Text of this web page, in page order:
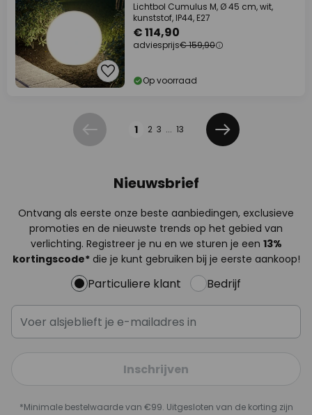
Lichtbol Cumulus M, Ø 45 cm, wit,
kunststof, IP44, E27
€ 114,90
adviesprijs€ 159,90
Op voorraad
Vorige 1 2 3 ... 13
Volgende
Nieuwsbrief
Ontvang als eerste onze beste aanbiedingen, exclusieve
promoties en de nieuwste trends op het gebied van
verlichting. Registreer je nu en we sturen je een 13%
kortingscode*die je kunt gebruiken bij je eerste aankoop!
Particuliere klant Bedrijf
Inschrijven
*Minimale bestelwaarde van €99. Uitgesloten van de korting zijn